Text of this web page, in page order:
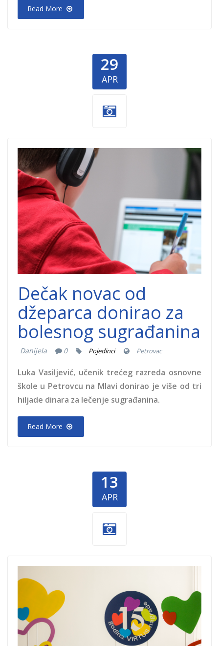
Read More
29
APR
dečak-
dobročinitim.png
Dečak novac od
džeparca donirao za
bolesnog sugrađanina
Danijela 0 Pojedinci Petrovac
Luka Vasiljević, učenik trećeg razreda osnovne
škole u Petrovcu na Mlavi donirao je više od tri
hiljade dinara za lečenje sugrađanina.
Read More
13
APR
VIRTUS nagrada
za filantropiju -
cover.png